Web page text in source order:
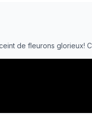
de fleurons glorieux!